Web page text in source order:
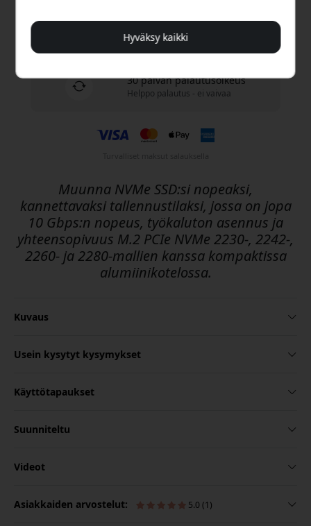
Toimitus 10-12 elokuu
30 päivän palautusoikeus
Helppo palautus - ei vaivaa
Muunna NVMe SSD:si nopeaksi,
kannettavaksi tallennustilaksi, jossa on jopa
10 Gbps:n nopeus, työkaluton asennus ja
yhteensopivuus M.2 PCIe NVMe 2230-, 2242-,
2260- ja 2280-mallien kanssa kompaktissa
alumiinikotelossa.
Kuvaus
Usein kysytyt kysymykset
Käyttötapaukset
Suunniteltu
Videot
Asiakkaiden arvostelut: 5.0 (1)
Hyväksy kaikki